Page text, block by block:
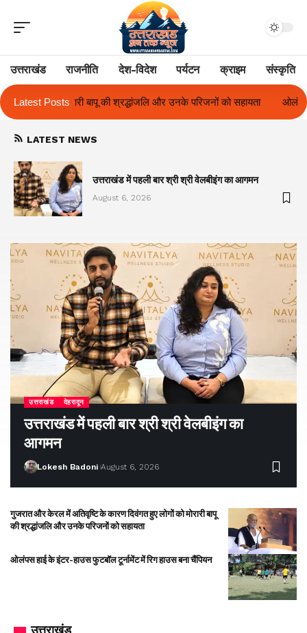
उत्तराखंड राजनीति देश-विदेश पर्यटन क्राइम संस्कृति
Latest Posts
उनके परिजनों को सहायता ओलंपस हाई के इंटर-हाउस फुटबॉल टूर्नामेंट में रिग
LATEST NEWS
उत्तराखंड में पहली बार श्री श्री वेलबीइंग का आगमन
August 6, 2026
उत्तराखंड देहरादून
उत्तराखंड में पहली बार श्री श्री वेलबीइंग का
आगमन
Lokesh Badoni August 6, 2026
गुजरात और केरल में अतिवृष्टि के कारण दिवंगत हुए लोगों को मोरारी बापू
की श्रद्धांजलि और उनके परिजनों को सहायता
ओलंपस हाई के इंटर-हाउस फुटबॉल टूर्नामेंट में रिग हाउस बना चैंपियन
उत्तराखंड